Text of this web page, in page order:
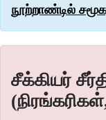
நூற்றாண்டில்
சீக்கியர்